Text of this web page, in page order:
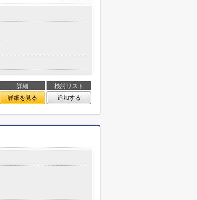
詳細
検討リスト
詳細を見る 追加する